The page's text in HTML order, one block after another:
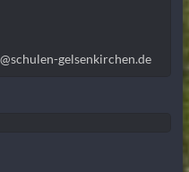
gelsenkirchen.de